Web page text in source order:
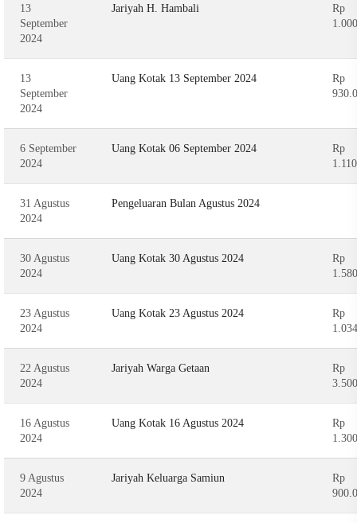
13
September
2024
Jariyah H. Hambali
Rp
13
September
2024
Uang Kotak 13 September 2024
Rp
6 September
2024
Uang Kotak 06 September 2024
Rp
31 Agustus
2024
Pengeluaran Bulan Agustus 2024
30 Agustus
2024
Uang Kotak 30 Agustus 2024
Rp
23 Agustus
2024
Uang Kotak 23 Agustus 2024
Rp
22 Agustus
2024
Jariyah Warga Getaan
Rp
16 Agustus
2024
Uang Kotak 16 Agustus 2024
Rp
9 Agustus
2024
Jariyah Keluarga Samiun
Rp